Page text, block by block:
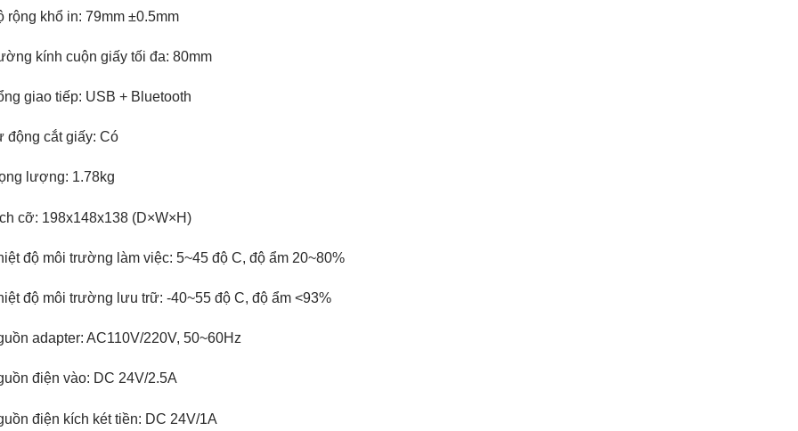
rộng khổ in: 79mm ±0.5mm
kính cuộn giấy tối đa: 80mm
giao tiếp: USB + Bluetooth
động cắt giấy: Có
lượng: 1.78kg
cỡ: 198x148x138 (D×W×H)
độ môi trường làm việc: 5~45 độ C, độ ẩm 20~80%
độ môi trường lưu trữ: -40~55 độ C, độ ẩm <93%
adapter: AC110V/220V, 50~60Hz
điện vào: DC 24V/2.5A
điện kích két tiền: DC 24V/1A